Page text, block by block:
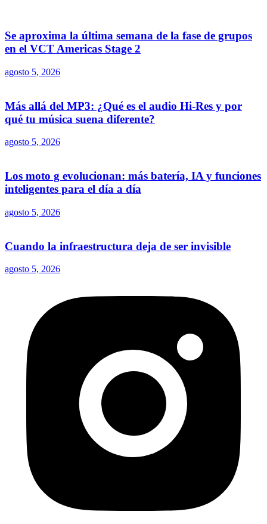
Se aproxima la última semana de la fase de grupos
en el VCT Americas Stage 2
agosto 5, 2026
Más allá del MP3: ¿Qué es el audio Hi-Res y por
qué tu música suena diferente?
agosto 5, 2026
Los moto g evolucionan: más batería, IA y funciones
inteligentes para el día a día
agosto 5, 2026
Cuando la infraestructura deja de ser invisible
agosto 5, 2026